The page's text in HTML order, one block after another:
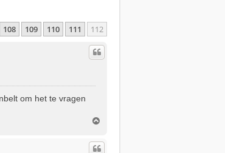
112
108 109 110 111 112
om het te vragen
h